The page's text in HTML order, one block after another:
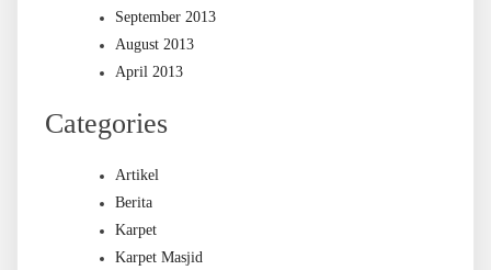
September 2013
August 2013
April 2013
Categories
Artikel
Berita
Karpet
Karpet Masjid